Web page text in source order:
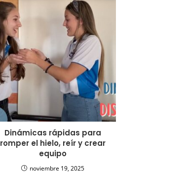
Dinámicas rápidas para
romper el hielo, reír y crear
equipo
noviembre 19, 2025